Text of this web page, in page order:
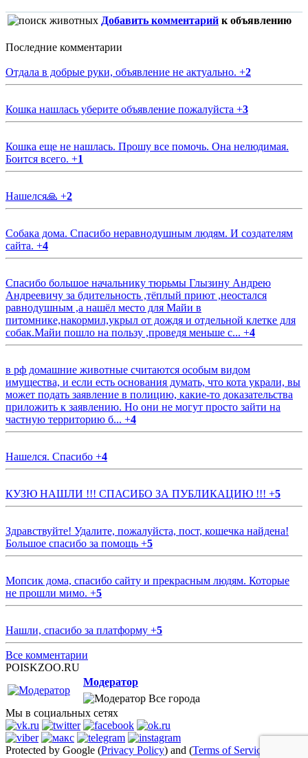
Добавить комментарий к объявлению
Последние комментарии
Отдала в добрые руки, объявление не актуально. +2
Кошка нашлась уберите объявление пожалуйста +3
Кошка еще не нашлась. Прошу все помочь. Она нелюдимая.
Боится всего. +1
Нашелся🙏 +2
Собака дома. Спасибо неравнодушным людям. И создателям
сайта. +4
Спасибо большое начальнику тюрьмы Глызину Андрею
Андреевичу за бдительность ,тёплый приют ,неостался
равнодушным ,а нашёл место для Майи в
питомнике,накормил,укрыл от дождя и отдельной клетке для
собак.Майи пошло на пользу ,проведя меньше с... +4
в рф домашние животные считаются особым видом
имущества, и если есть основания думать, что кота украли, вы
может подать заявление в полицию, какие-то доказательства
приложить к заявлению. Но они не могут просто зайти на
частную территорию б... +4
Нашелся. Спасибо +4
КУЗЮ НАШЛИ !!! СПАСИБО ЗА ПУБЛИКАЦИЮ !!! +5
Здравствуйте! Удалите, пожалуйста, пост, кошечка найдена!
Большое спасибо за помощь +5
Мопсик дома, спасибо сайту и прекрасным людям. Которые
не прошли мимо. +5
Нашли, спасибо за платформу +5
Все комментарии
POISKZOO.RU
Модератор
Все города
Мы в социальных сетях
Protected by Google (Privacy Policy) and (Terms of Service